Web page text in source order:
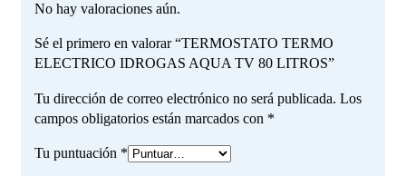
No hay valoraciones aún.
Sé el primero en valorar “TERMOSTATO TERMO
ELECTRICO IDROGAS AQUA TV 80 LITROS”
Tu dirección de correo electrónico no será publicada. Los
campos obligatorios están marcados con *
Tu puntuación *